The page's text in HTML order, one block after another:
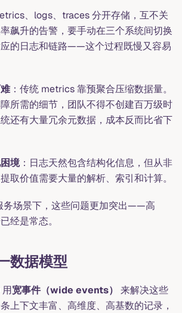
、logs、traces 分开存储，互不关
飙升的告警，要手动在三个系统间切换
的日志和链路——这个过程既慢又容易
：传统 metrics 靠预聚合压缩数据量。
所需的细节，团队不得不创建百万级时
还有大量冗余元数据，成本反而比省下
境：日志天然包含结构化信息，但从非
取价值需要大量的解析、索引和计算。
务场景下，这些问题更加突出——高
经是常态。
数据模型
宽事件（wide events）
来解决这些
上下文丰富、高维度、高基数的记录，